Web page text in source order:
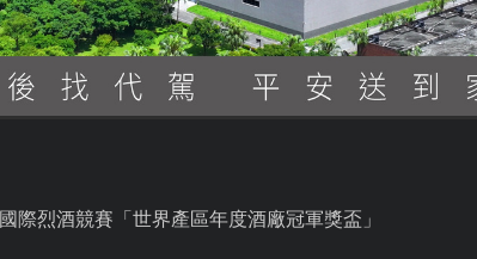
國際烈酒競賽「世界產區年度酒廠冠軍獎盃」